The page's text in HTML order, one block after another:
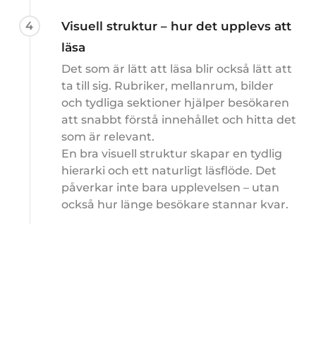
4
Visuell struktur – hur det upplevs att
läsa
Det som är lätt att läsa blir också lätt att
ta till sig. Rubriker, mellanrum, bilder
och tydliga sektioner hjälper besökaren
att snabbt förstå innehållet och hitta det
som är relevant.
En bra visuell struktur skapar en tydlig
hierarki och ett naturligt läsflöde. Det
påverkar inte bara upplevelsen – utan
också hur länge besökare stannar kvar.